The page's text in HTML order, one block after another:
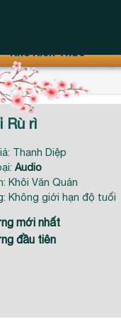
Kho Kiến Thức
Rù rì
Thanh Diệp
Audio
Khôi Văn Quán
Không giới hạn độ tuổi
mới nhất
đầu tiên